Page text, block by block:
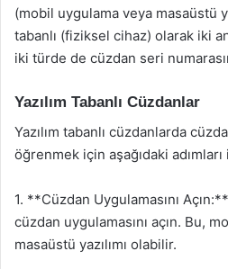
(mobil uygulama veya masaüstü
tabanlı (fiziksel cihaz) olarak iki
iki türde de cüzdan seri
Yazılım Tabanlı Cüzdanlar
Yazılım tabanlı cüzdanlarda
öğrenmek için aşağıdaki
1. **Cüzdan Uygulamasını
cüzdan uygulamasını açın. Bu,
masaüstü yazılımı olabilir.